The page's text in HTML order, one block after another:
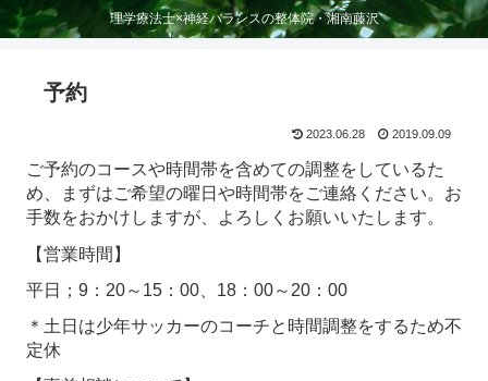
理学療法士×神経バランスの整体院・湘南藤沢
予約
2023.06.28 2019.09.09
ご予約のコースや時間帯を含めての調整をしているた
め、まずはご希望の曜日や時間帯をご連絡ください。お
手数をおかけしますが、よろしくお願いいたします。
【営業時間】
平日；9：20～15：00、18：00～20：00
＊土日は少年サッカーのコーチと時間調整をするため不
定休